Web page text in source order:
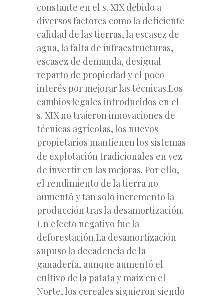
constante en el s. XIX debido a
diversos factores como la deficiente
calidad de las tierras, la escasez de
agua, la falta de infraestructuras,
escasez de demanda, desigual
reparto de propiedad y el poco
interés por mejorar las técnicas.Los
cambios legales introducidos en el
s. XIX no trajeron innovaciones de
técnicas agrícolas, los nuevos
propietarios mantienen los sistemas
de explotación tradicionales en vez
de invertir en las mejoras. Por ello,
el rendimiento de la tierra no
aumentó y tan solo incremento la
producción tras la desamortización.
Un efecto negativo fue la
deforestación.La desamortización
supuso la decadencia de la
ganadería, aunque aumentó el
cultivo de la patata y maíz en el
Norte, los cereales siguieron siendo